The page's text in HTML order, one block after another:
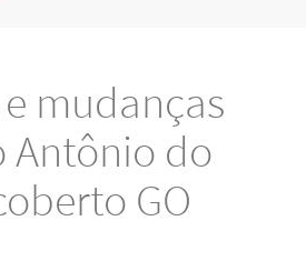
e mudanças
Antônio do
GO